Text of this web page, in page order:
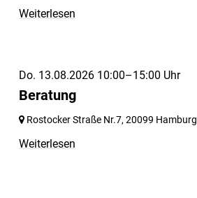
Weiterlesen
Do. 13.08.2026 10:00–15:00 Uhr
Beratung
Rostocker Straße Nr.7, 20099 Hamburg
Weiterlesen